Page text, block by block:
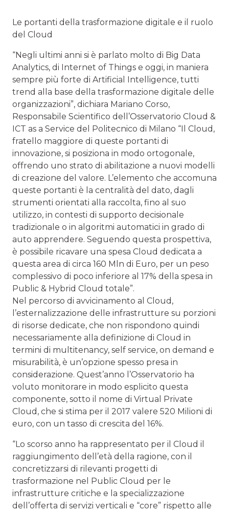
Le portanti della trasformazione digitale e il ruolo
del Cloud
“Negli ultimi anni si è parlato molto di Big Data
Analytics, di Internet of Things e oggi, in maniera
sempre più forte di Artificial Intelligence, tutti
trend alla base della trasformazione digitale delle
organizzazioni”, dichiara Mariano Corso,
Responsabile Scientifico dell’Osservatorio Cloud &
ICT as a Service del Politecnico di Milano “Il Cloud,
fratello maggiore di queste portanti di
innovazione, si posiziona in modo ortogonale,
offrendo uno strato di abilitazione a nuovi modelli
di creazione del valore. L’elemento che accomuna
queste portanti è la centralità del dato, dagli
strumenti orientati alla raccolta, fino al suo
utilizzo, in contesti di supporto decisionale
tradizionale o in algoritmi automatici in grado di
auto apprendere. Seguendo questa prospettiva,
è possibile ricavare una spesa Cloud dedicata a
questa area di circa 160 Mln di Euro, per un peso
complessivo di poco inferiore al 17% della spesa in
Public & Hybrid Cloud totale”.
Nel percorso di avvicinamento al Cloud,
l’esternalizzazione delle infrastrutture su porzioni
di risorse dedicate, che non rispondono quindi
necessariamente alla definizione di Cloud in
termini di multitenancy, self service, on demand e
misurabilità, è un’opzione spesso presa in
considerazione. Quest’anno l’Osservatorio ha
voluto monitorare in modo esplicito questa
componente, sotto il nome di Virtual Private
Cloud, che si stima per il 2017 valere 520 Milioni di
euro, con un tasso di crescita del 16%.
“Lo scorso anno ha rappresentato per il Cloud il
raggiungimento dell’età della ragione, con il
concretizzarsi di rilevanti progetti di
trasformazione nel Public Cloud per le
infrastrutture critiche e la specializzazione
dell’offerta di servizi verticali e “core” rispetto alle